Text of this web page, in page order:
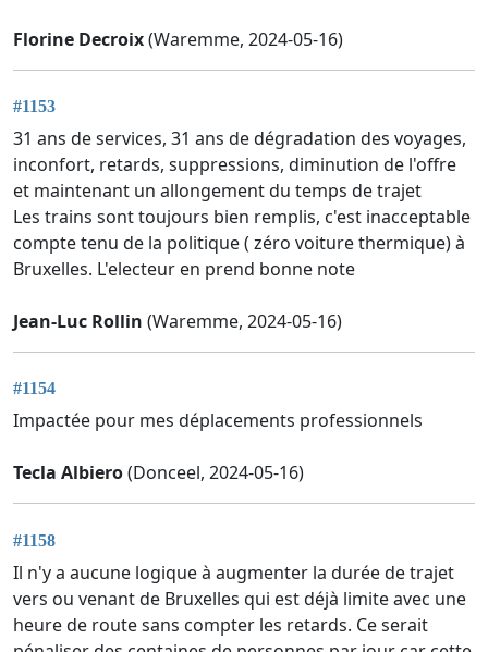
Florine Decroix(Waremme, 2024-05-16)
#1153
31 ans de services, 31 ans de dégradation des voyages,
inconfort, retards, suppressions, diminution de l'offre
et maintenant un allongement du temps de trajet
Les trains sont toujours bien remplis, c'est inacceptable
compte tenu de la politique ( zéro voiture thermique) à
Bruxelles. L'electeur en prend bonne note
Jean-Luc Rollin (Waremme, 2024-05-16)
#1154
Impactée pour mes déplacements professionnels
Tecla Albiero(Donceel, 2024-05-16)
#1158
Il n'y a aucune logique à augmenter la durée de trajet
vers ou venant de Bruxelles qui est déjà limite avec une
heure de route sans compter les retards. Ce serait